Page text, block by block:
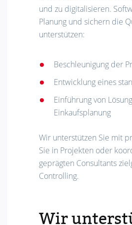
und zu digitalisieren.
Planung und sichern die
unterstützen:
Beschleunigung der
Entwicklung eines
Einführung von
Einkaufsplanung
Wir unterstützen Sie mit
Sie in Projekten oder
geprägten Consultants
Controlling.
Wir